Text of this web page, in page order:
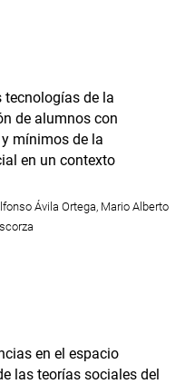
tecnologías de la
de alumnos con
mínimos de la
en un contexto
Ávila Ortega, Mario Alberto
en el espacio
las teorías sociales del